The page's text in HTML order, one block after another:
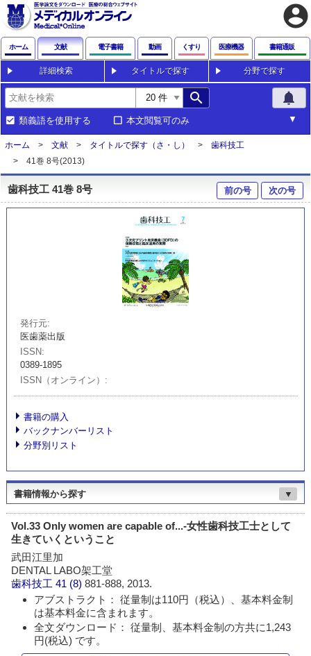
account_circle
ホーム 文献 電子書籍 動画 くすり 医療機器 書籍通販
詳細検索 タイトルで探す 分野で探す
search notifications
類義語を使用する 本文閲覧可のみ
ホーム 文献 タイトルで探す（さ・し）
歯科技工
41巻 8号(2013)
歯科技工 41巻 8号 前の号 次の号
発行元
医歯薬出版
ISSN
0389-1895
ISSN（オンライン）
書籍の購入
バックナンバーリスト
分野別リスト
書籍情報から探す ▼
Vol.33 Only women are capable of...-女性歯科技工士として
生きていくということ
武田江里加
DENTAL LABO架工堂
歯科技工 41 (8)881-888, 2013.
アブストラクト： 従量制は110円（税込）、基本料金制
は基本料金に含まれます。
全文ダウンロード： 従量制、基本料金制の方共に1,243
円(税込) です。